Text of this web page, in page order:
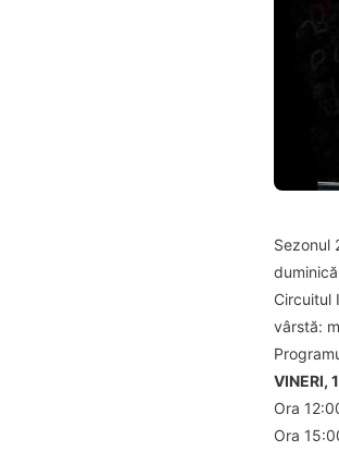
Sezonul
Circuitul
vârstă:
VINERI,
Ora
Ora